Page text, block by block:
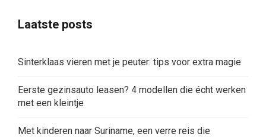
Laatste posts
Sinterklaas vieren met je peuter: tips voor extra magie
Eerste gezinsauto leasen? 4 modellen die écht werken
met een kleintje
Met kinderen naar Suriname, een verre reis die